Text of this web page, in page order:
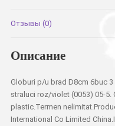
фиолетовые
Отзывы (0)
Описание
Globuri p/u brad D8cm 6buc
straluci roz/violet (0053) 05-5.
plastic.Termen
International Co Limited